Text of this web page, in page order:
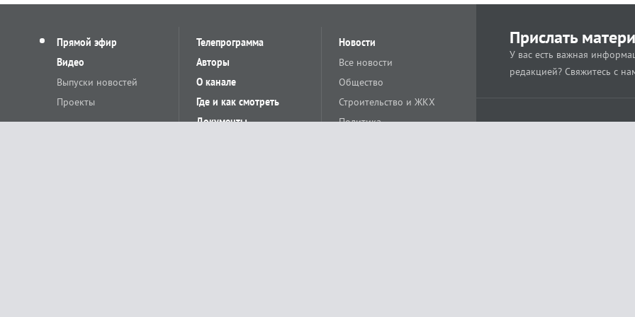
Прямой эфир
Видео
Выпуски новостей
Проекты
Телепрограмма
Авторы
О канале
Где и как смотреть
Документы
Новости
Все новости
Общество
Строительство и ЖКХ
Политика
Прислать
У вас есть важная
редакцией? Свяжитесь с